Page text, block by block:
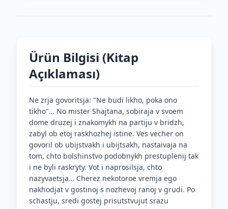
Ürün Bilgisi (Kitap
Açıklaması)
Ne zrja govoritsja: "Ne budi likho, poka ono
tikho"… No mister Shajtana, sobiraja v svoem
dome druzej i znakomykh na partiju v bridzh,
zabyl ob etoj raskhozhej istine. Ves vecher on
govoril ob ubijstvakh i ubijtsakh, nastaivaja na
tom, chto bolshinstvo podobnykh prestuplenij tak
i ne byli raskryty. Vot i naprosilsja, chto
nazyvaetsja… Cherez nekotoroe vremja ego
nakhodjat v gostinoj s nozhevoj ranoj v grudi. Po
schastju, sredi gostej prisutstvujut srazu